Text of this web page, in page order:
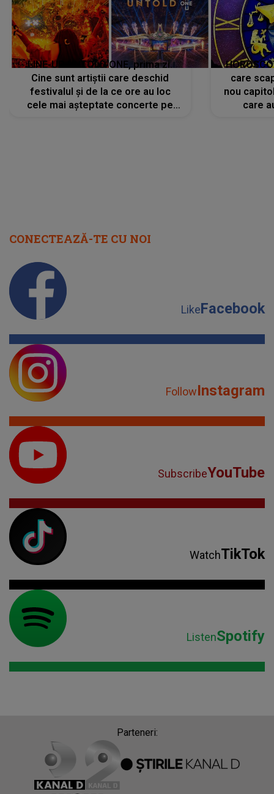
LINE-UP UNTOLD ONE, prima zi.
Cine sunt artiștii care deschid
festivalul și de la ce ore au loc
cele mai așteptate concerte pe
care
nou
care
CONECTEAZĂ-TE CU NOI
LikeFacebook
FollowInstagram
SubscribeYouTube
WatchTikTok
ListenSpotify
Parteneri: